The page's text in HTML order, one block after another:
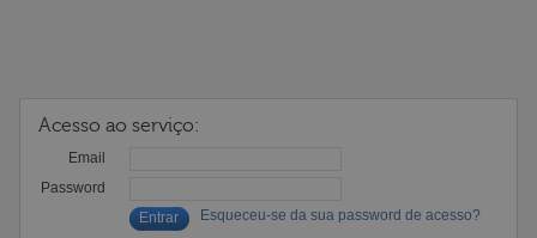
Acesso ao serviço:
Email
Password
Esqueceu-se da sua password de acesso?